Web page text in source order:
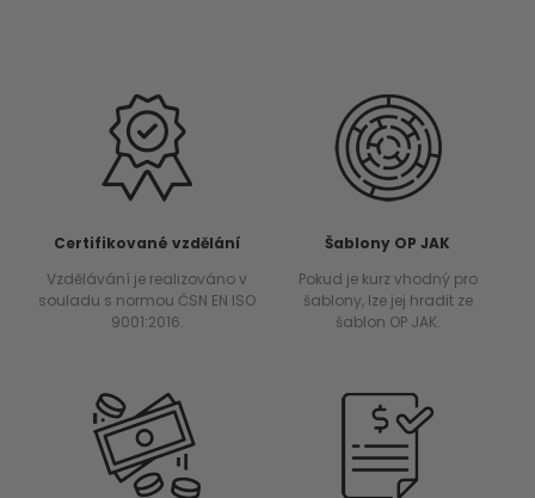
Certifikované vzdělání
Vzdělávání je realizováno v
souladu s normou ČSN EN ISO
9001:2016.
Šablony OP JAK
Pokud je kurz vhodný pro
šablony, lze jej hradit ze
šablon OP JAK.